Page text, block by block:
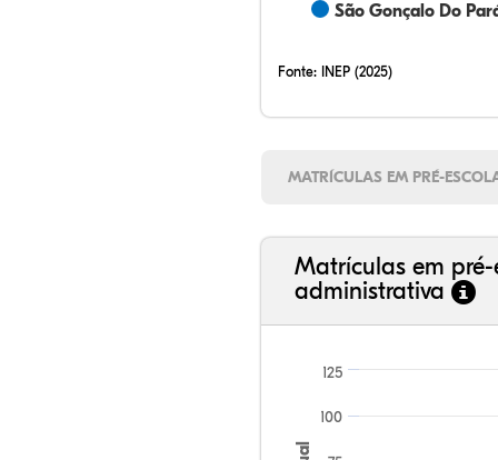
São Gonçalo Do
Fonte: INEP (2025)
MATRÍCULAS EM PRÉ-
Matrículas em
administrativa
100
125